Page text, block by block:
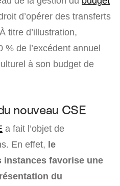
d’opérer des transferts
titre d’illustration,
% de l’excédent annuel
à son budget de
nouveau CSE
a fait l’objet de
En effet, le
instances favorise une
du